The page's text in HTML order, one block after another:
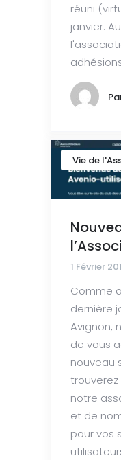
réuni
janvier.
Vie de
1 Février
Comme
dernière
Avignon,
de vous
nouveau
notre
et de
pour vos